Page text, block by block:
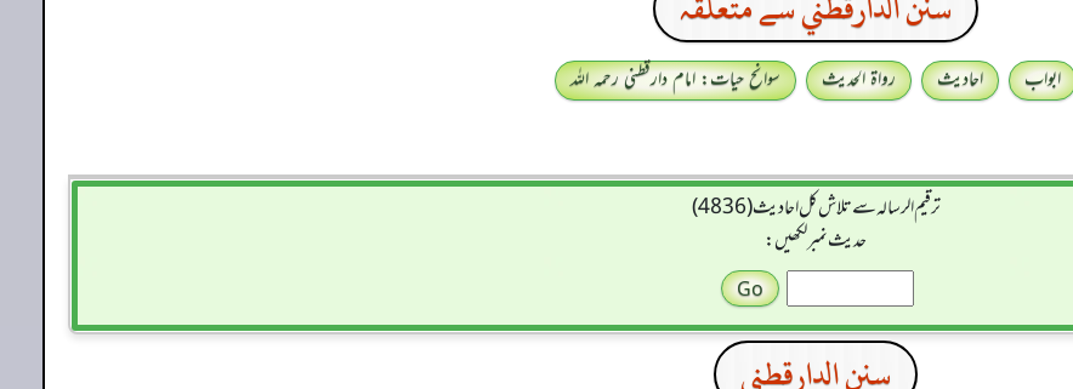
ابواب احادیث رواۃ الحدیث
سوانح حیات: امام دارقطنی رحمہ اللہ
ترقیم الرسالہ سے تلاش کل احادیث (4836)
حدیث نمبر لکھیں:
سنن الدارقطني